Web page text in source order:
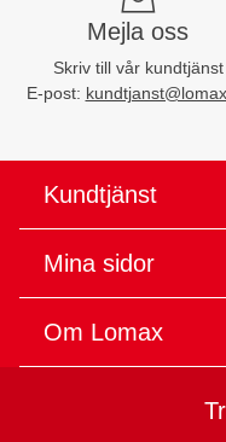
Mejla oss
Skriv till vår kundtjänst
E-post:
Kundtjänst
Mina sidor
Om Lomax